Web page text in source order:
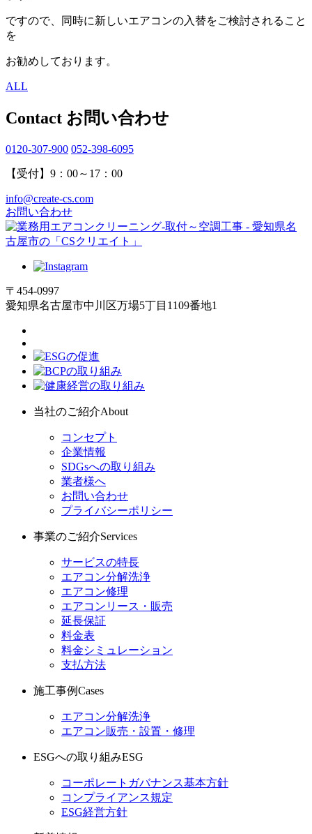
ですので、同時に新しいエアコンの入替をご検討されること
を
お勧めしております。
ALL
Contact お問い合わせ
0120-307-900 052-398-6095
【受付】9：00～17：00
info@create-cs.com
お問い合わせ
〒454-0997
愛知県名古屋市中川区万場5丁目1109番地1
当社のご紹介About
コンセプト
企業情報
SDGsへの取り組み
業者様へ
お問い合わせ
プライバシーポリシー
事業のご紹介Services
サービスの特長
エアコン分解洗浄
エアコン修理
エアコンリース・販売
延長保証
料金表
料金シミュレーション
支払方法
施工事例Cases
エアコン分解洗浄
エアコン販売・設置・修理
ESGへの取り組みESG
コーポレートガバナンス基本方針
コンプライアンス規定
ESG経営方針